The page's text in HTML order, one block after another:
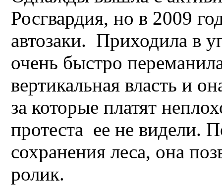
Росгвардия, но в 2009
автозаки. Приходила в
очень быстро
вертикальная власть и
за которые платят
протеста ее не видели.
сохранения леса, она
ролик.